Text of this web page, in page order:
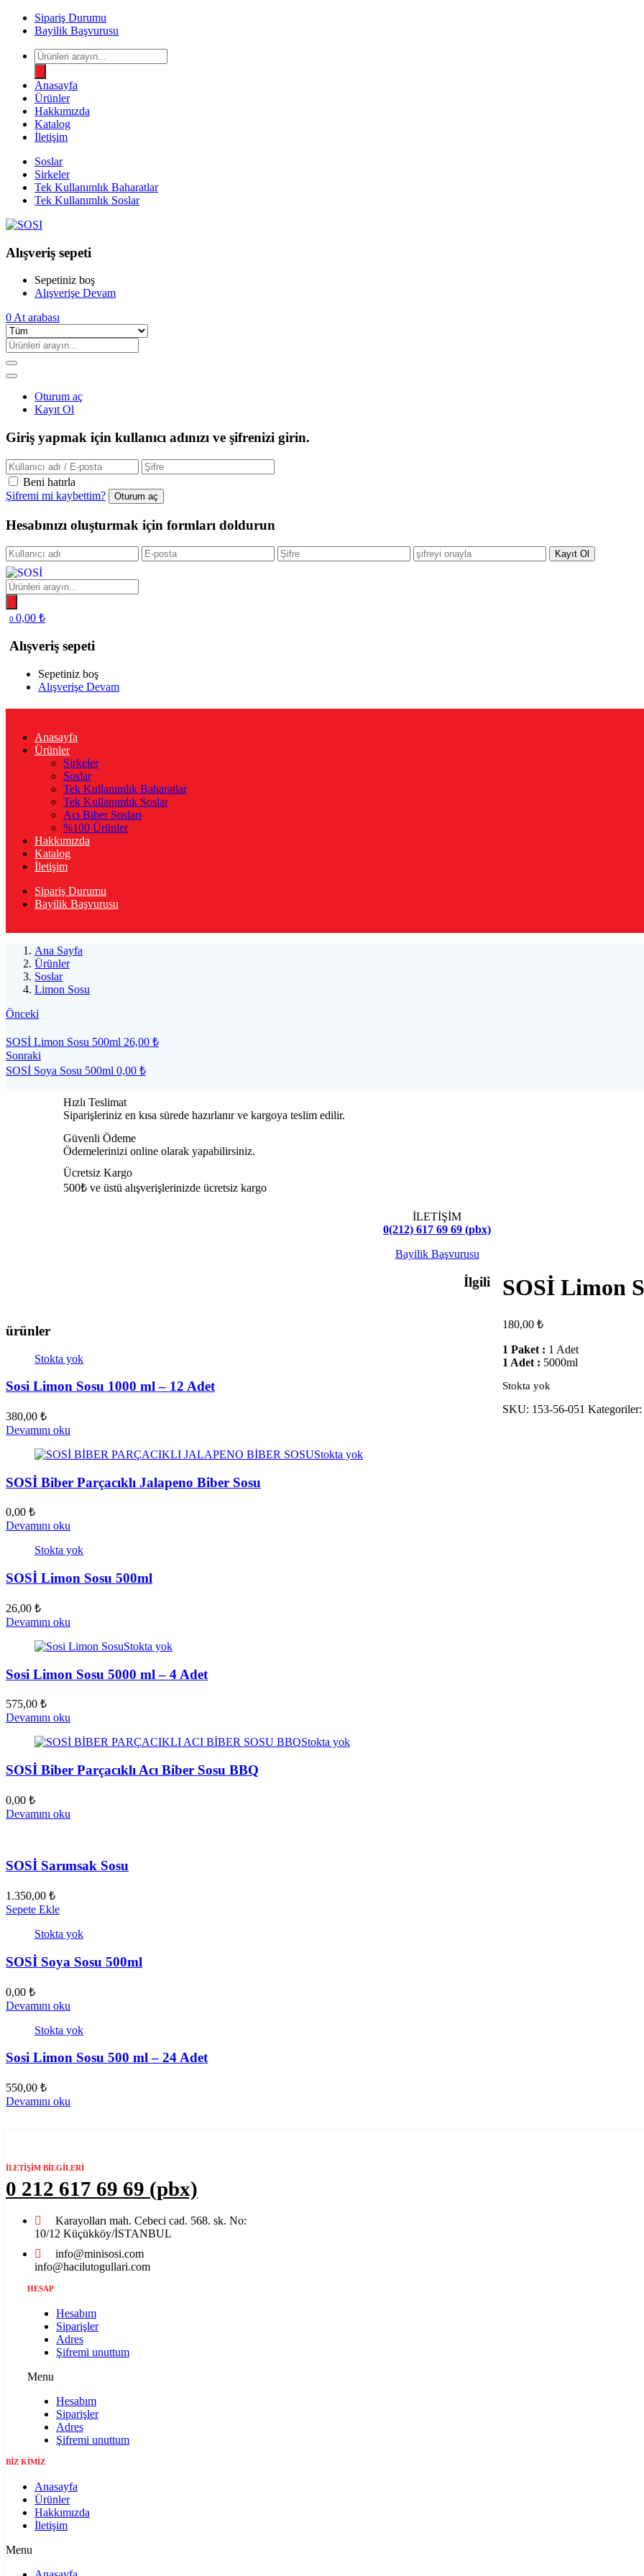
Sipariş Durumu
Bayilik Başvurusu
Products
search
Anasayfa
Ürünler
Hakkımızda
Katalog
İletişim
Soslar
Sirkeler
Tek Kullanımlık Baharatlar
Tek Kullanımlık Soslar
Alışveriş sepeti
Sepetiniz boş
Alışverişe Devam
0At arabası
Oturum aç
Kayıt Ol
Giriş yapmak için kullanıcı adınızı ve şifrenizi girin.
Beni hatırla
Şifremi mi kaybettim?
Hesabınızı oluşturmak için formları doldurun
Products
search
0 0,00 ₺
Alışveriş sepeti
Sepetiniz boş
Alışverişe Devam
Anasayfa
Ürünler
Sirkeler
Soslar
Tek Kullanımlık Baharatlar
Tek Kullanımlık Soslar
Acı Biber Sosları
%100 Ürünler
Hakkımızda
Katalog
İletişim
Sipariş Durumu
Bayilik Başvurusu
Ana Sayfa
Ürünler
Soslar
Limon Sosu
Önceki
SOSİ Limon Sosu 500ml 26,00 ₺
Sonraki
SOSİ Soya Sosu 500ml 0,00 ₺
Hızlı Teslimat
Siparişleriniz en kısa sürede hazırlanır ve kargoya teslim edilir.
Güvenli Ödeme
Ödemelerinizi online olarak yapabilirsiniz.
Ücretsiz Kargo
500₺ ve üstü alışverişlerinizde ücretsiz kargo
İLETİŞİM
0(212) 617 69 69 (pbx)
Bayilik Başvurusu
SOSİ Limon
180,00 ₺
1 Paket : 1 Adet
1 Adet : 5000ml
Stokta yok
SKU: 153-56-051 Kategoriler:
İlgili
ürünler
Stokta yok
Sosi Limon Sosu 1000 ml – 12 Adet
380,00 ₺
Devamını oku
Stokta yok
SOSİ Biber Parçacıklı Jalapeno Biber Sosu
0,00 ₺
Devamını oku
Stokta yok
SOSİ Limon Sosu 500ml
26,00 ₺
Devamını oku
Stokta yok
Sosi Limon Sosu 5000 ml – 4 Adet
575,00 ₺
Devamını oku
Stokta yok
SOSİ Biber Parçacıklı Acı Biber Sosu BBQ
0,00 ₺
Devamını oku
SOSİ Sarımsak Sosu
1.350,00 ₺
Sepete Ekle
Stokta yok
SOSİ Soya Sosu 500ml
0,00 ₺
Devamını oku
Stokta yok
Sosi Limon Sosu 500 ml – 24 Adet
550,00 ₺
Devamını oku
İLETİŞİM BİLGİLERİ​
0 212 617 69 69 (pbx)
Karayolları mah. Cebeci cad. 568. sk. No:
10/12 Küçükköy/İSTANBUL
info@minisosi.com
info@hacilutogullari.com
HESAP
Hesabım
Siparişler
Adres
Şifremi unuttum
Menu
Hesabım
Siparişler
Adres
Şifremi unuttum
BİZ KİMİZ
Anasayfa
Ürünler
Hakkımızda
İletişim
Menu